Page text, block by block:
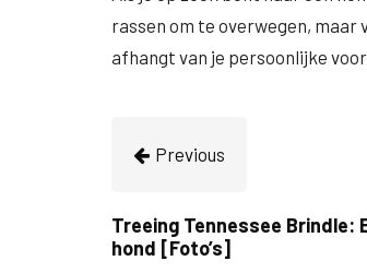
rassen om te overwegen, maar
afhangt van je persoonlijke
Previous
Treeing Tennessee Brindle:
hond [Foto’s]